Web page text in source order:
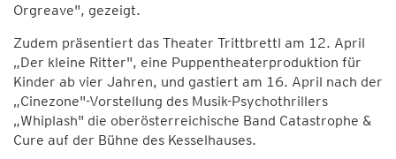
Orgreave", gezeigt.
Zudem präsentiert das Theater Trittbrettl am 12. April
„Der kleine Ritter", eine Puppentheaterproduktion für
Kinder ab vier Jahren, und gastiert am 16. April nach der
„Cinezone"-Vorstellung des Musik-Psychothrillers
„Whiplash" die oberösterreichische Band Catastrophe &
Cure auf der Bühne des Kesselhauses.